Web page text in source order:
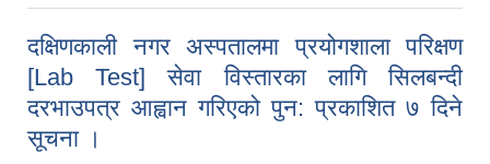
दक्षिणकाली नगर अस्पतालमा प्रयोगशाला परिक्षण
[Lab Test] सेवा विस्तारका लागि सिलबन्दी
दरभाउपत्र आह्वान गरिएको पुन: प्रकाशित ७ दिने
सूचना ।